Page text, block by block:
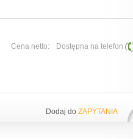
Cena netto: Dostępna na telefon
Dodaj do ZAPYTANIA